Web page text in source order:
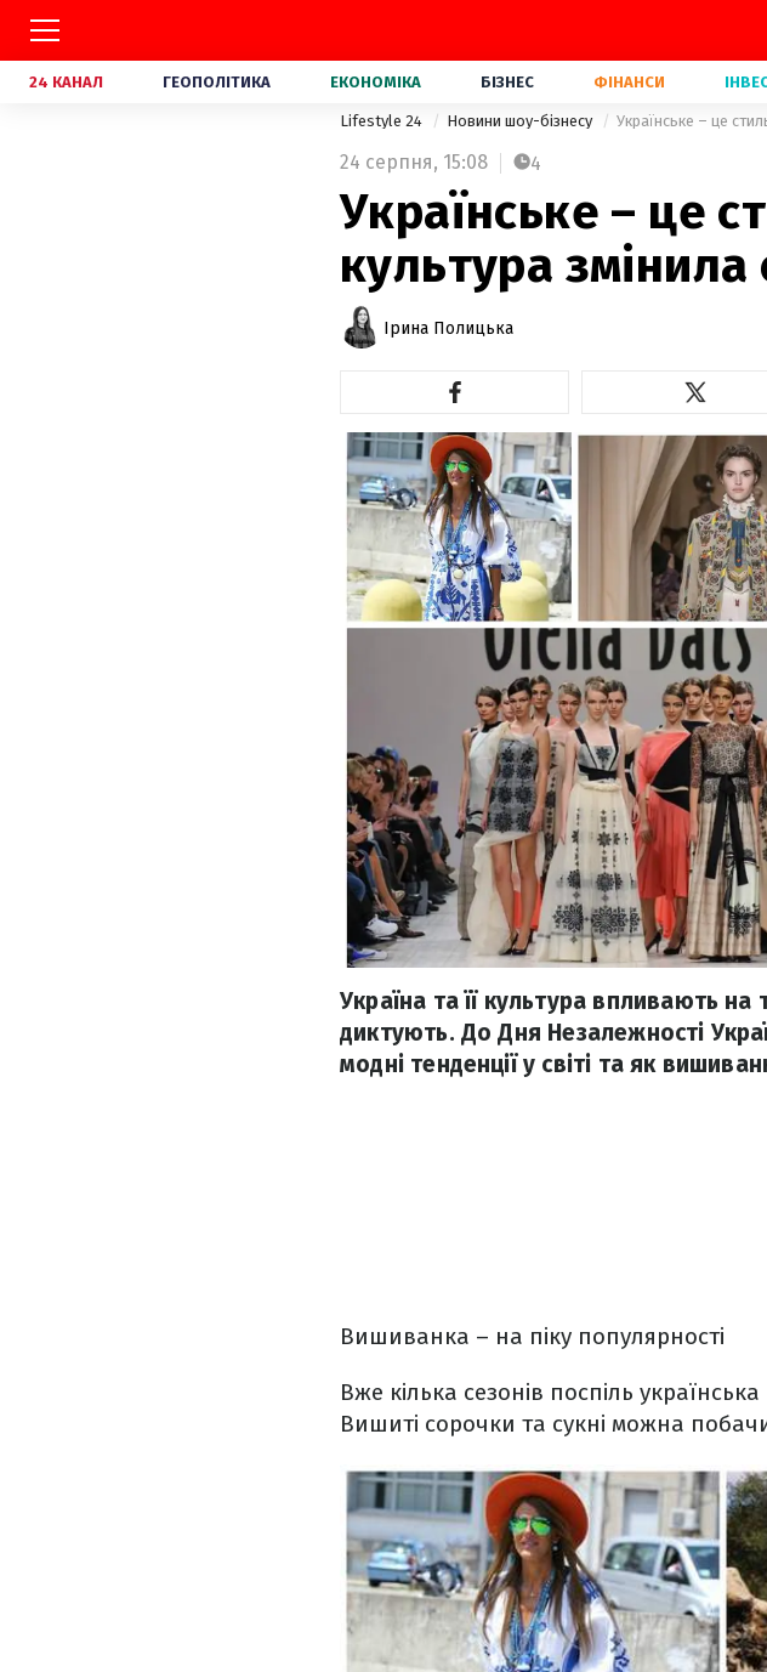
24 КАНАЛ ГЕОПОЛІТИКА ЕКОНОМІКА БІЗНЕС ФІНАНСИ
Lifestyle 24 Новини шоу-бізнесу Українське – це
24 серпня, 15:08 4
Українське – це
культура змінила
Ірина Полицька
Україна та її культура впливають на
диктують. До Дня Незалежності
модні тенденції у світі та як
Вишиванка – на піку популярності
Вже кілька сезонів поспіль
Вишиті сорочки та сукні можна